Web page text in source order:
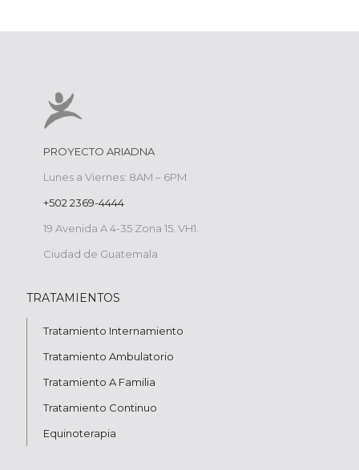
PROYECTO ARIADNA
Lunes a Viernes: 8AM – 6PM
+502 2369-4444
19 Avenida A 4-35 Zona 15. VH1.
Ciudad de Guatemala
TRATAMIENTOS
Tratamiento Internamiento
Tratamiento Ambulatorio
Tratamiento A Familia
Tratamiento Continuo
Equinoterapia